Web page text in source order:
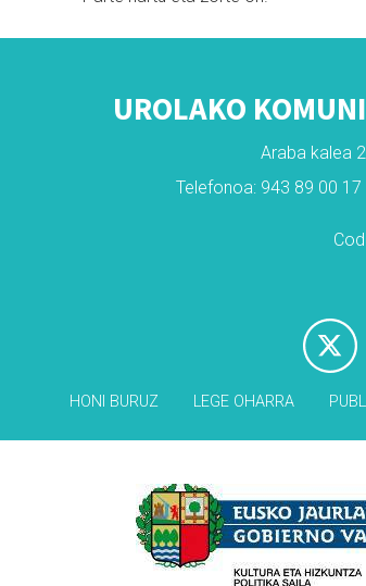
UROLAKO
Araba kalea
Telefonoa: 943 89 00
HONI BURUZ LEGE OHARRA